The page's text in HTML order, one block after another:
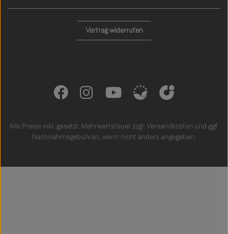
Vertrag widerrufen
Alle Preise inkl. gesetzl. Mehrwertsteuer zzgl. Versandkosten und ggf.
Nachnahmegebühren, wenn nicht anders angegeben.